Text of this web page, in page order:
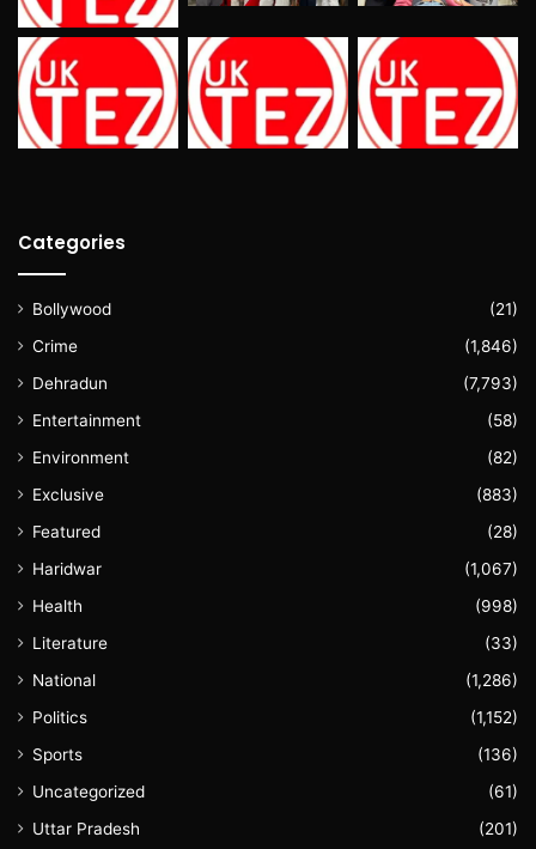
Categories
Bollywood
(21)
Crime
(1,846)
Dehradun
(7,793)
Entertainment
(58)
Environment
(82)
Exclusive
(883)
Featured
(28)
Haridwar
(1,067)
Health
(998)
Literature
(33)
National
(1,286)
Politics
(1,152)
Sports
(136)
Uncategorized
(61)
Uttar Pradesh
(201)